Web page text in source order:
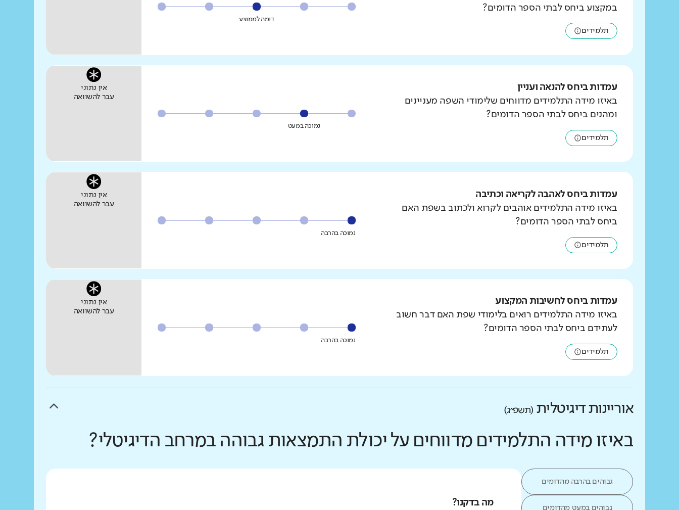
במקצוע ביחס לבתי הספר הדומים?
תלמידים
דומה לממוצע
עמדות ביחס להנאה ועניין
באיזו מידה התלמידים מדווחים שלימודי השפה מעניינים
ומהנים ביחס לבתי הספר הדומים?
תלמידים
נמוכה במעט
אין נתוני
עבר להשוואה
עמדות ביחס לאהבה לקריאה וכתיבה
באיזו מידה התלמידים אוהבים לקרוא ולכתוב בשפת האם
ביחס לבתי הספר הדומים?
תלמידים
נמוכה בהרבה
אין נתוני
עבר להשוואה
עמדות ביחס לחשיבות המקצוע
באיזו מידה התלמידים רואים בלימודי שפת האם דבר חשוב
לעתידם ביחס לבתי הספר הדומים?
תלמידים
נמוכה בהרבה
אין נתוני
עבר להשוואה
אוריינות דיגיטלית (תשפ״ג)
באיזו מידה התלמידים מדווחים על יכולת התמצאות גבוהה במרחב הדיגיטלי?
גבוהים בהרבה מהדומים
גבוהים במעט מהדומים מה בדקנו?